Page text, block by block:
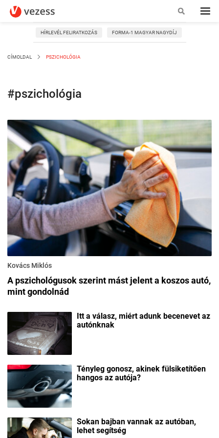
HÍRLEVÉL FELIRATKOZÁS FORMA-1 MAGYAR NAGYDÍJ
CÍMOLDAL PSZICHOLÓGIA
#pszichológia
Kovács Miklós
A pszichológusok szerint mást jelent a koszos autó,
mint gondolnád
Itt a válasz, miért adunk becenevet az
autónknak
Tényleg gonosz, akinek fülsiketítően
hangos az autója?
Sokan bajban vannak az autóban,
lehet segítség